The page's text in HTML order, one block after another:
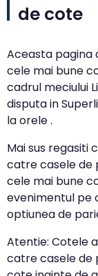
de cote
Aceasta pagina
cele mai bune
cadrul meciului
disputa in
la orele .
Mai sus
catre casele de
cele mai bune
evenimentul pe
optiunea de
Atentie: Cotele
catre casele de